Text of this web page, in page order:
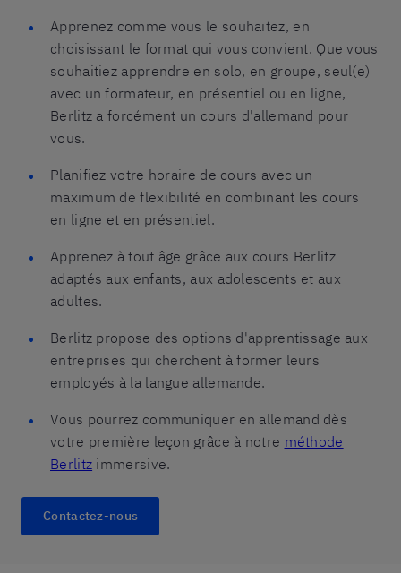
Apprenez comme vous le souhaitez, en
choisissant le format qui vous convient. Que vous
souhaitiez apprendre en solo, en groupe, seul(e)
avec un formateur, en présentiel ou en ligne,
Berlitz a forcément un cours d'allemand pour
vous.
Planifiez votre horaire de cours avec un
maximum de flexibilité en combinant les cours
en ligne et en présentiel.
Apprenez à tout âge grâce aux cours Berlitz
adaptés aux enfants, aux adolescents et aux
adultes.
Berlitz propose des options d'apprentissage aux
entreprises qui cherchent à former leurs
employés à la langue allemande.
Vous pourrez communiquer en allemand dès
votre première leçon grâce à notre méthode
Berlitz immersive.
Contactez-nous